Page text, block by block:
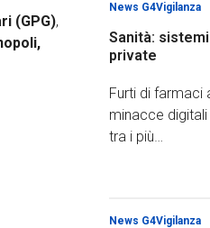
(GPG),
News G4Vigilanza
Sanità:
private
Furti di farmaci
minacce
tra i più…
News G4Vigilanza